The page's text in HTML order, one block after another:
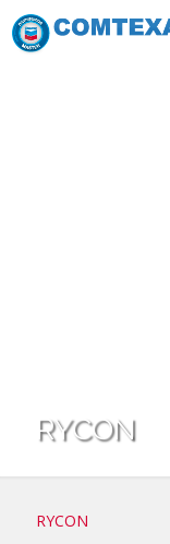
RYCON
RYCON